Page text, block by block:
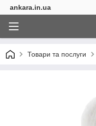
ankara.in.ua
Товари та послуги